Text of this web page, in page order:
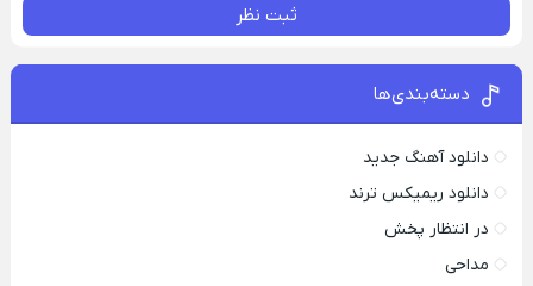
ثبت نظر
دسته‌بندی‌ها
دانلود آهنگ جدید
دانلود ریمیکس ترند
در انتظار پخش
مداحی